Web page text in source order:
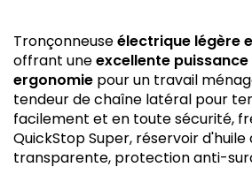
Tronçonneuseélectrique légère
offrant uneexcellente
ergonomie pour un travail
tendeur de chaîne latéral pour
facilement et en toute sécurité,
QuickStop Super, réservoir
transparente, protection anti-